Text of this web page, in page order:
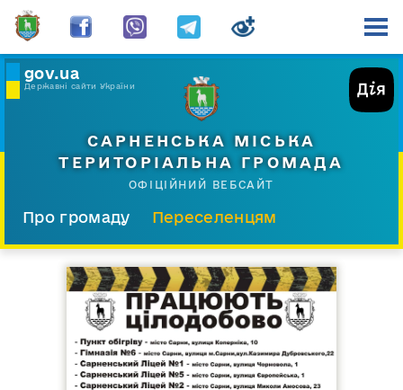
gov.ua
Державні сайти України
САРНЕНСЬКА МІСЬКА
ТЕРИТОРІАЛЬНА ГРОМАДА
ОФІЦІЙНИЙ ВЕБСАЙТ
Про громаду
Переселенцям
Прес-центр